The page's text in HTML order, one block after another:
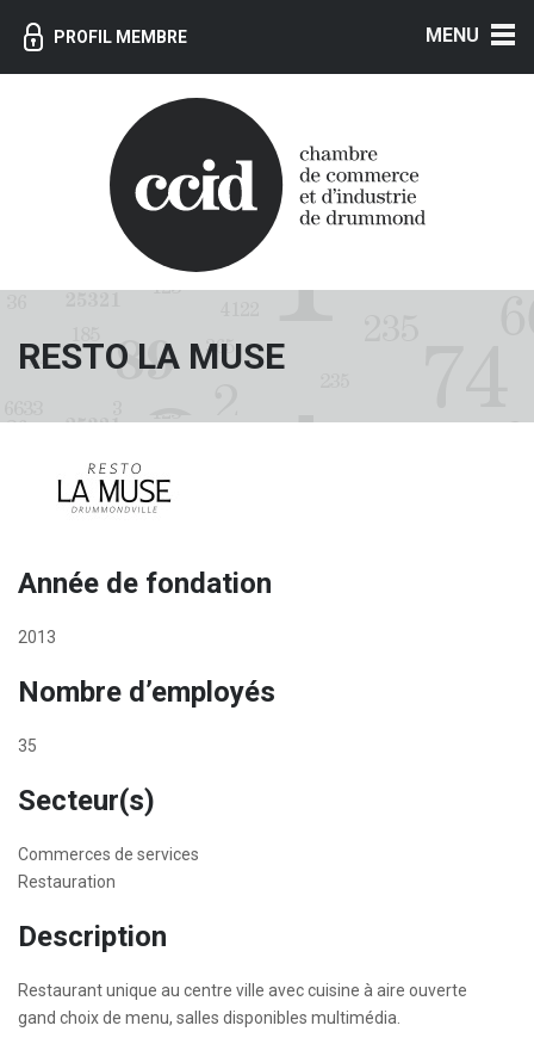
PROFIL MEMBRE
RESTO LA MUSE
Année de fondation
2013
Nombre d’employés
35
Secteur(s)
Commerces de services
Restauration
Description
Restaurant unique au centre ville avec cuisine à aire ouverte
gand choix de menu, salles disponibles multimédia.
MENU